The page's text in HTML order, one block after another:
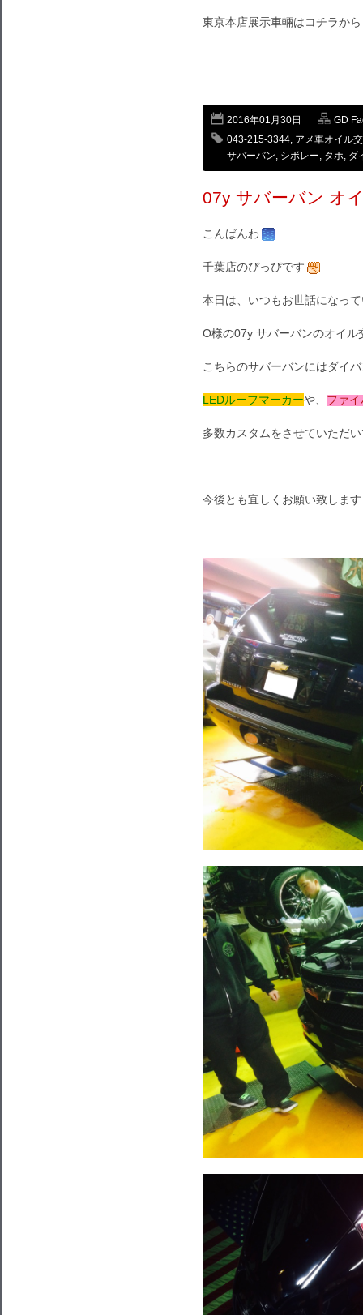
東京本店展示車輛はコチラか
2016年01月30日
GD
043-215-3344, アメ車オイル
サバーバン, シボレー, タホ, ダ
07y サバーバン オ
こんばんわ
千葉店のぴっぴです
本日は、いつもお世話になっ
O様の07y サバーバンのオイル
こちらのサバーバンにはダイ
LEDルーフマーカーや、 ファ
多数カスタムをさせていただ
今後とも宜しくお願い致します